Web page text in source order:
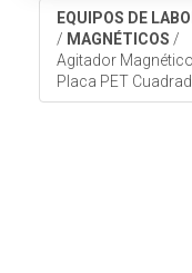
EQUIPOS DE
/ MAGNÉTICOS /
Agitador
Placa PET